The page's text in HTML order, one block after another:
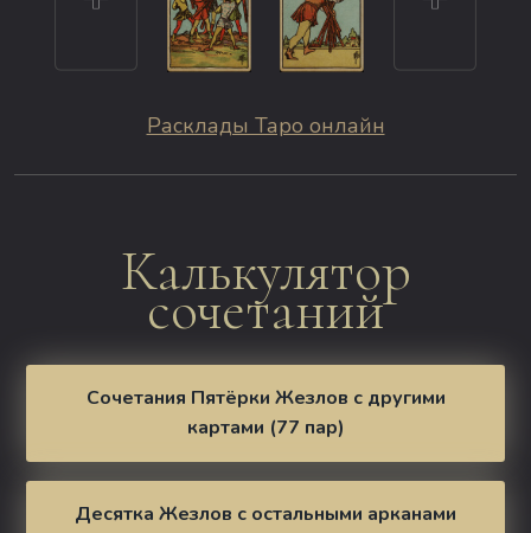
Расклады Таро онлайн
Калькулятор
сочетаний
Сочетания Пятёрки Жезлов с другими
картами (77 пар)
Десятка Жезлов с остальными арканами